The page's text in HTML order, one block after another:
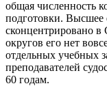
общая численность
подготовки. Высшее
сконцентрировано в
округов его нет
отдельных учебных
преподавателей
60 годам.